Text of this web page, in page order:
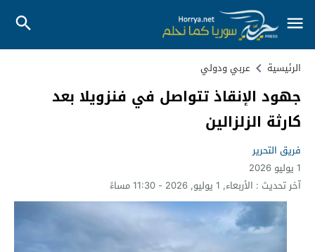
الرئيسية عربي ودولي
جهود الإنقاذ تتواصل في فنزويلا بعد
كارثة الزلزالين
فريق التحرير
1 يوليو 2026
آخر تحديث : الأربعاء, 1 يوليو, 2026 - 11:30 مساءً